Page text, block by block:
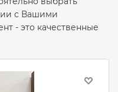
с Вашими
- это качественные